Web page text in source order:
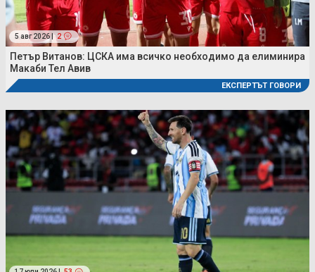
5 авг 2026 | 2
Петър Витанов: ЦСКА има всичко необходимо да елиминира
Макаби Тел Авив
ЕКСПЕРТЪТ ГОВОРИ